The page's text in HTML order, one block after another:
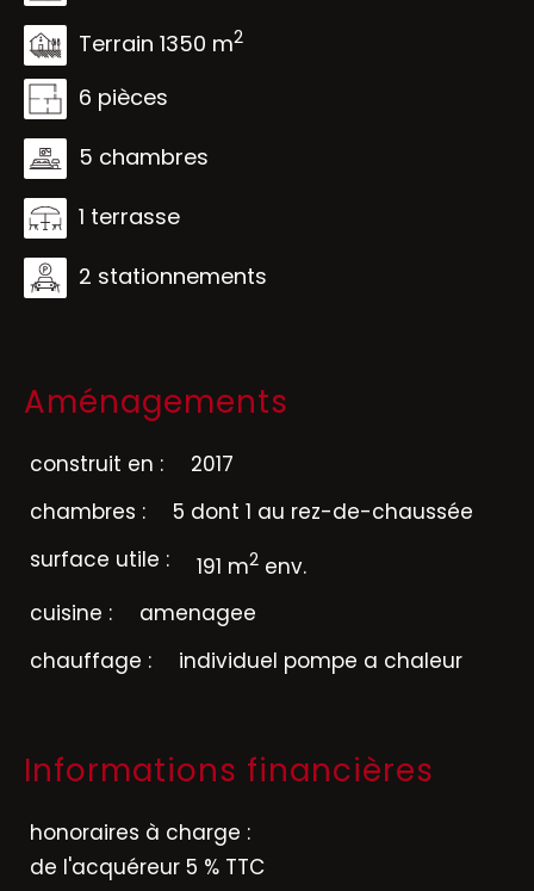
Terrain 1350 m2
6 pièces
5 chambres
1 terrasse
2 stationnements
Aménagements
construit en :
2017
chambres :
5 dont 1 au rez-de-chaussée
surface utile :
191 m2 env.
cuisine :
amenagee
chauffage :
individuel pompe a chaleur
Informations financières
honoraires à charge :
de l'acquéreur 5 % TTC